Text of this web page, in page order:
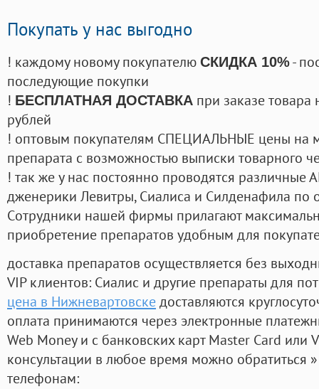
Покупать у нас выгодно
! каждому новому покупателю СКИДКА 10%-
последующие покупки
! БЕСПЛАТНАЯ ДОСТАВКА при заказе
рублей
! оптовым покупателям СПЕЦИАЛЬНЫЕ цены на
препарата с возможностью выписки товарного
! так же у нас постоянно проводятся
дженерики Левитры, Сиалиса и Силденафила по
Cотрудники нашей фирмы прилагают
приобретение препаратов удобным для
доставка препаратов осуществляется без
VIP клиентов: Сиалис и другие препараты для
цена в Нижневартовскедоставляются
оплата принимаются через электронные
Web Money и с банковских карт Master Card или
консультации в любое время можно обратиться
телефонам: